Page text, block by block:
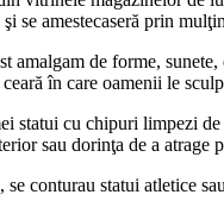
se amestecaseră prin
amalgam de forme,
ceară în care oamenii le
statui cu chipuri limpezi
sau dorinţa de a atrage
se conturau statui atletice